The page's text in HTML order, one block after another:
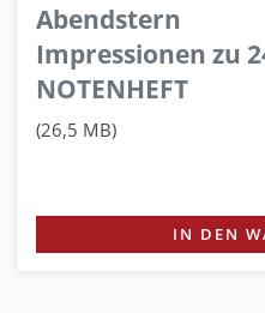
Abendstern
Impressionen zu
NOTENHEFT
(26,5 MB)
IN DEN